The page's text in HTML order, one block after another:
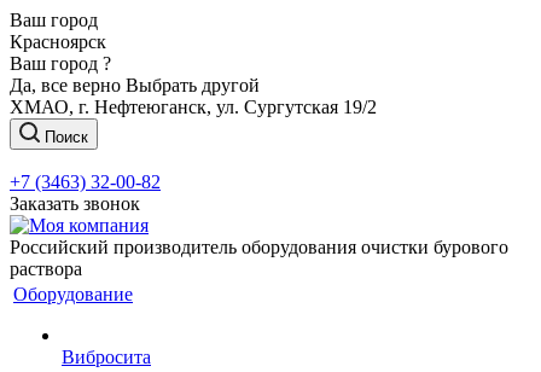
Ваш город
Красноярск
Ваш город ?
Да, все верно Выбрать другой
ХМАО, г. Нефтеюганск, ул. Сургутская 19/2
Поиск
+7 (3463) 32-00-82
Заказать звонок
Российский производитель оборудования очистки бурового
раствора
Оборудование
Вибросита